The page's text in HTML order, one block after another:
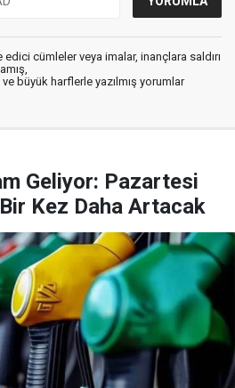
cümleler veya imalar, inançlara saldırı
büyük harflerle yazılmış yorumlar
Geliyor: Pazartesi
Kez Daha Artacak